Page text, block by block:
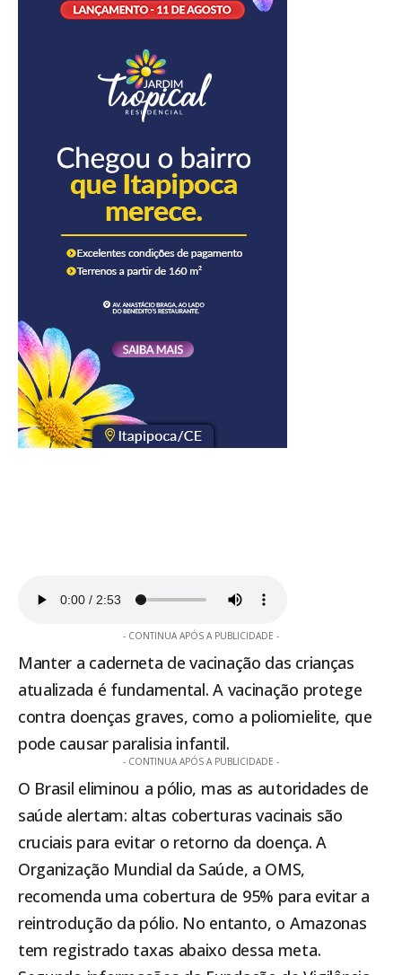
- CONTINUA APÓS A PUBLICIDADE -
Manter a caderneta de vacinação das crianças
atualizada é fundamental. A vacinação protege
contra doenças graves, como a poliomielite, que
pode causar paralisia infantil.
- CONTINUA APÓS A PUBLICIDADE -
O Brasil eliminou a pólio, mas as autoridades de
saúde alertam: altas coberturas vacinais são
cruciais para evitar o retorno da doença. A
Organização Mundial da Saúde, a OMS,
recomenda uma cobertura de 95% para evitar a
reintrodução da pólio. No entanto, o Amazonas
tem registrado taxas abaixo dessa meta.